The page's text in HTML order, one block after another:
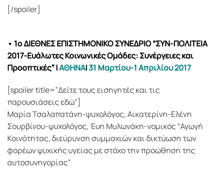
[/spoiler]
• 1ο ΔΙΕΘΝΕΣ ΕΠΙΣΤΗΜΟΝΙΚΟ ΣΥΝΕΔΡΙΟ “ΣΥΝ-ΠΟΛΙΤΕΙΑ
2017-Ευάλωτες Κοινωνικές Ομάδες: Συνέργειες και
Προοπτικές”|ΑΘΗΝΑ|31 Μαρτίου-1 Απριλίου 2017
[spoiler title=”Δείτε τους εισηγητές και τις
παρουσιάσεις εδώ”]
Μαρία Τσαλαπατάνη-ψυχολόγος, Αικατερίνη-Ελένη
Σουρβίνου-ψυχολόγος, Έυη Μυλωνάκη-νομικός “Αγωγή
Κοινότητας, διεύρυνση συμμαχιών και δικτύωση των
φορέων ψυχικής υγείας με στόχο την προώθηση της
αυτοσυνηγορίας”